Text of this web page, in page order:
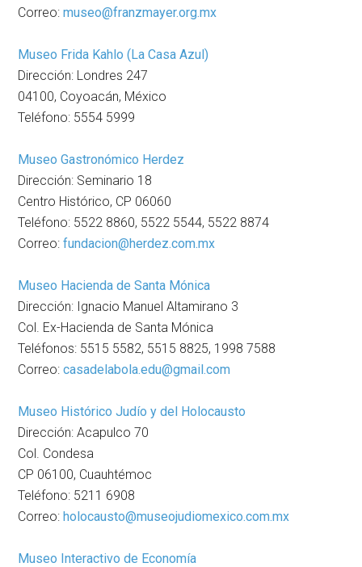
Correo:museo@franzmayer.org.mx
Museo Frida Kahlo (La Casa Azul)
Dirección: Londres 247
04100, Coyoacán, México
Teléfono: 5554 5999
Museo Gastronómico Herdez
Dirección: Seminario 18
Centro Histórico, CP 06060
Teléfono: 5522 8860, 5522 5544, 5522 8874
Correo:fundacion@herdez.com.mx
Museo Hacienda de Santa Mónica
Dirección: Ignacio Manuel Altamirano 3
Col. Ex-Hacienda de Santa Mónica
Teléfonos: 5515 5582, 5515 8825, 1998 7588
Correo:casadelabola.edu@gmail.com
Museo Histórico Judío y del Holocausto
Dirección: Acapulco 70
Col. Condesa
CP 06100, Cuauhtémoc
Teléfono: 5211 6908
Correo:holocausto@museojudiomexico.com.mx
Museo Interactivo de Economía